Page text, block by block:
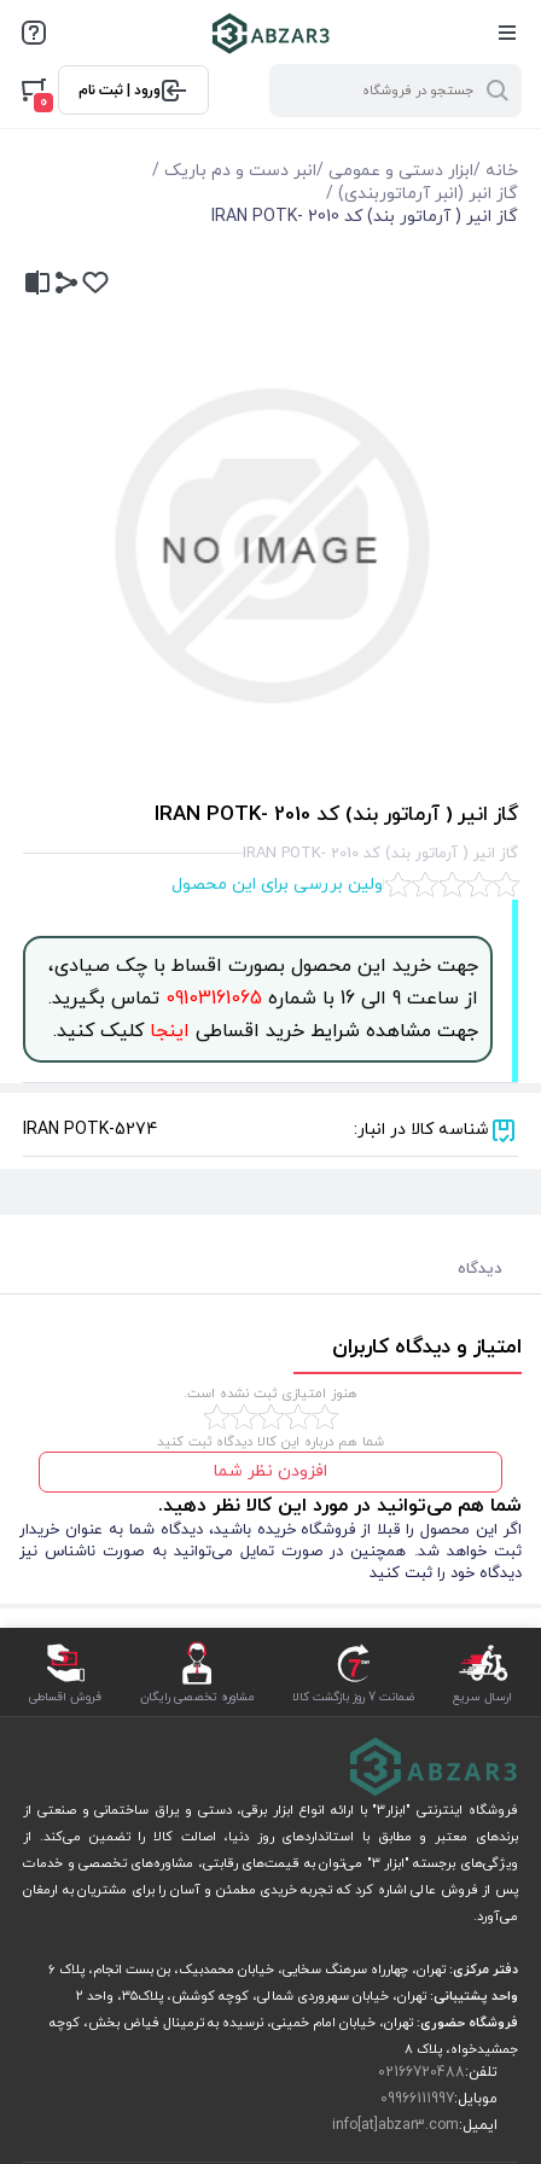
ورود | ثبت نام
0
خانه /ابزار دستی و عمومی /انبر دست و دم باریک /
گاز انبر (انبر آرماتوربندی) /
گاز انير ( آرماتور بند) كد 2010 -IRAN POTK
گاز انير ( آرماتور بند) كد 2010 -IRAN POTK
گاز انير ( آرماتور بند) كد 2010 -IRAN POTK
اولین بررسی برای این محصول
جهت خرید این محصول بصورت اقساط با چک صیادی،
از ساعت 9 الی 16 با شماره
09103161065 تماس بگیرید.
جهت مشاهده شرایط خرید اقساطی اینجاکلیک کنید.
شناسه کالا در انبار: IRAN POTK-5274
دیدگاه
امتیاز و دیدگاه کاربران
هنوز امتیازی ثبت نشده است.
شما هم درباره این کالا دیدگاه ثبت کنید
افزودن نظر شما
شما هم می‌توانید در مورد این کالا نظر دهید.
اگر این محصول را قبلا از فروشگاه خریده باشید، دیدگاه شما به عنوان خریدار
ثبت خواهد شد. همچنین در صورت تمایل می‌توانید به صورت ناشناس نیز
دیدگاه خود را ثبت کنید
ارسال سریع ضمانت 7 روز بازگشت کالا مشاوره تخصصی رایگان فروش اقساطی
فروشگاه اینترنتی "ابزار3" با ارائه انواع ابزار برقی، دستی و یراق ساختمانی و صنعتی از
برندهای معتبر و مطابق با استانداردهای روز دنیا، اصالت کالا را تضمین می‌کند. از
ویژگی‌های برجسته "ابزار 3" می‌توان به قیمت‌های رقابتی، مشاوره‌های تخصصی و خدمات
پس از فروش عالی اشاره کرد که تجربه خریدی مطمئن و آسان را برای مشتریان به ارمغان
می‌آورد.
دفتر مرکزی:تهران، چهارراه سرهنگ سخایی، خیابان محمدبیک، بن بست انجام، پلاک 6
واحد پشتیبانی:تهران، خیابان سهروردی شمالی، کوچه کوشش، پلاک۳۵، واحد ۲
فروشگاه حضوری:تهران، خیابان امام خمینی، نرسیده به ترمینال فیاض بخش، کوچه
جمشیدخواه، پلاک ۸
تلفن:02166720488
موبایل:09966111997
ایمیل:info[at]abzar3.com